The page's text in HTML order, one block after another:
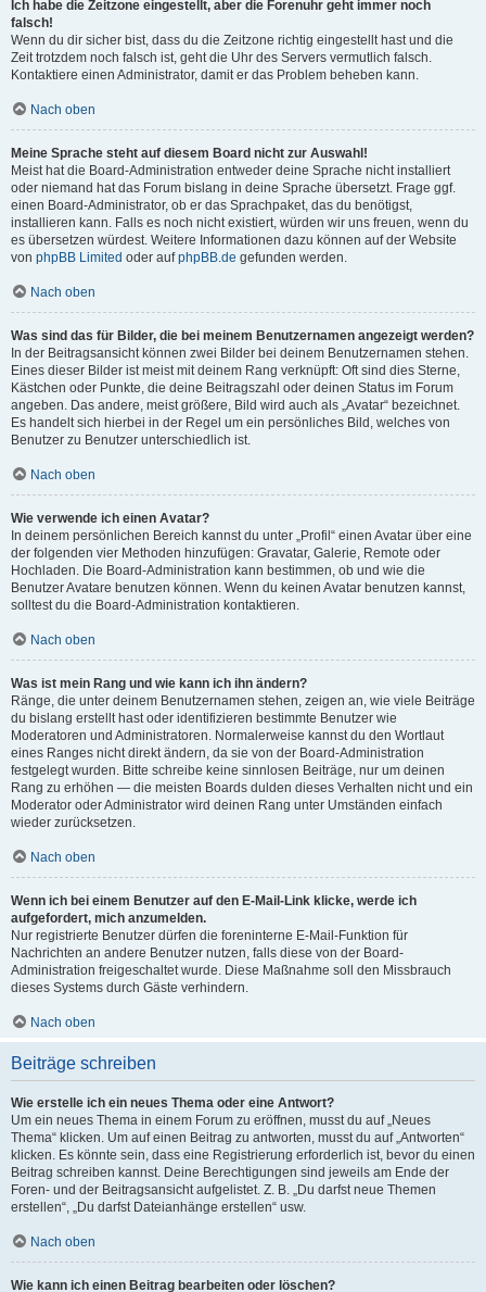
Ich habe die Zeitzone eingestellt, aber die Forenuhr geht immer noch
falsch!
Wenn du dir sicher bist, dass du die Zeitzone richtig eingestellt hast und die
Zeit trotzdem noch falsch ist, geht die Uhr des Servers vermutlich falsch.
Kontaktiere einen Administrator, damit er das Problem beheben kann.
Nach oben
Meine Sprache steht auf diesem Board nicht zur Auswahl!
Meist hat die Board-Administration entweder deine Sprache nicht installiert
oder niemand hat das Forum bislang in deine Sprache übersetzt. Frage ggf.
einen Board-Administrator, ob er das Sprachpaket, das du benötigst,
installieren kann. Falls es noch nicht existiert, würden wir uns freuen, wenn du
es übersetzen würdest. Weitere Informationen dazu können auf der Website
von phpBB Limited oder aufphpBB.de gefunden werden.
Nach oben
Was sind das für Bilder, die bei meinem Benutzernamen angezeigt werden?
In der Beitragsansicht können zwei Bilder bei deinem Benutzernamen stehen.
Eines dieser Bilder ist meist mit deinem Rang verknüpft: Oft sind dies Sterne,
Kästchen oder Punkte, die deine Beitragszahl oder deinen Status im Forum
angeben. Das andere, meist größere, Bild wird auch als „Avatar“ bezeichnet.
Es handelt sich hierbei in der Regel um ein persönliches Bild, welches von
Benutzer zu Benutzer unterschiedlich ist.
Nach oben
Wie verwende ich einen Avatar?
In deinem persönlichen Bereich kannst du unter „Profil“ einen Avatar über eine
der folgenden vier Methoden hinzufügen: Gravatar, Galerie, Remote oder
Hochladen. Die Board-Administration kann bestimmen, ob und wie die
Benutzer Avatare benutzen können. Wenn du keinen Avatar benutzen kannst,
solltest du die Board-Administration kontaktieren.
Nach oben
Was ist mein Rang und wie kann ich ihn ändern?
Ränge, die unter deinem Benutzernamen stehen, zeigen an, wie viele Beiträge
du bislang erstellt hast oder identifizieren bestimmte Benutzer wie
Moderatoren und Administratoren. Normalerweise kannst du den Wortlaut
eines Ranges nicht direkt ändern, da sie von der Board-Administration
festgelegt wurden. Bitte schreibe keine sinnlosen Beiträge, nur um deinen
Rang zu erhöhen — die meisten Boards dulden dieses Verhalten nicht und ein
Moderator oder Administrator wird deinen Rang unter Umständen einfach
wieder zurücksetzen.
Nach oben
Wenn ich bei einem Benutzer auf den E-Mail-Link klicke, werde ich
aufgefordert, mich anzumelden.
Nur registrierte Benutzer dürfen die foreninterne E-Mail-Funktion für
Nachrichten an andere Benutzer nutzen, falls diese von der Board-
Administration freigeschaltet wurde. Diese Maßnahme soll den Missbrauch
dieses Systems durch Gäste verhindern.
Nach oben
Beiträge schreiben
Wie erstelle ich ein neues Thema oder eine Antwort?
Um ein neues Thema in einem Forum zu eröffnen, musst du auf „Neues
Thema“ klicken. Um auf einen Beitrag zu antworten, musst du auf „Antworten“
klicken. Es könnte sein, dass eine Registrierung erforderlich ist, bevor du einen
Beitrag schreiben kannst. Deine Berechtigungen sind jeweils am Ende der
Foren- und der Beitragsansicht aufgelistet. Z. B. „Du darfst neue Themen
erstellen“, „Du darfst Dateianhänge erstellen“ usw.
Nach oben
Wie kann ich einen Beitrag bearbeiten oder löschen?